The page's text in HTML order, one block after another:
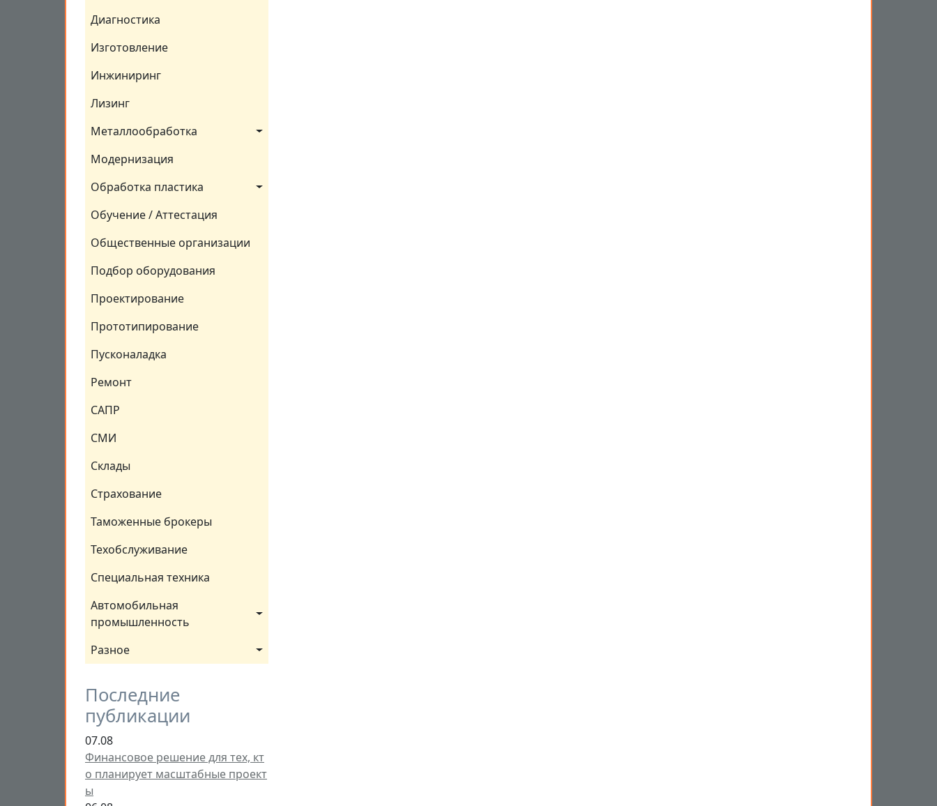
Диагностика
Изготовление
Инжиниринг
Лизинг
Металлообработка
Модернизация
Обработка пластика
Обучение / Аттестация
Общественные организации
Подбор оборудования
Проектирование
Прототипирование
Пусконаладка
Ремонт
САПР
СМИ
Склады
Страхование
Таможенные брокеры
Техобслуживание
Специальная техника
Автомобильная
промышленность
Разное
Последние
публикации
07.08
Финансовое решение для тех, кт
о планирует масштабные проект
ы